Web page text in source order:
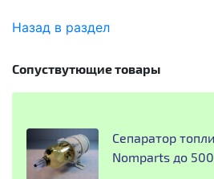
Назад в раздел
Сопуствутющие товары
Сепаратор
Nomparts до